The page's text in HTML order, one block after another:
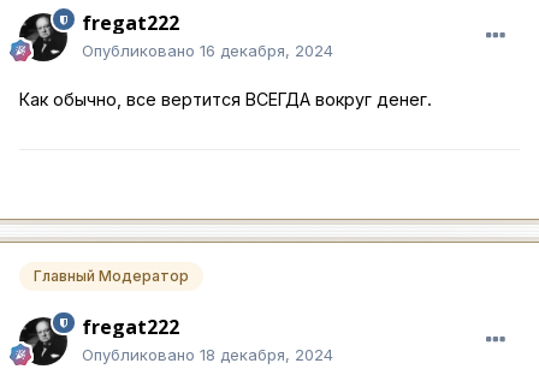
fregat222
Опубликовано 16 декабря, 2024
Как обычно, все вертится ВСЕГДА вокруг денег.
Главный Модератор
fregat222
Опубликовано 18 декабря, 2024